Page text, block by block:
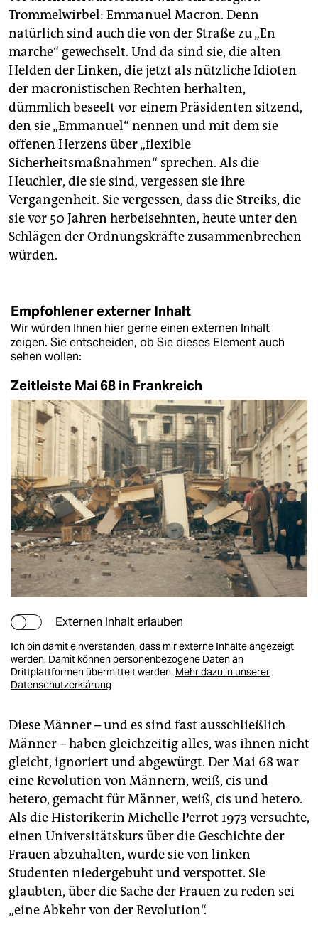
Trommelwirbel: Emmanuel Macron. Denn
natürlich sind auch die von der Straße zu „En
marche“ gewechselt. Und da sind sie, die alten
Helden der Linken, die jetzt als nützliche Idioten
der macronistischen Rechten herhalten,
dümmlich beseelt vor einem Präsidenten sitzend,
den sie „Emmanuel“ nennen und mit dem sie
offenen Herzens über „flexible
Sicherheitsmaßnahmen“ sprechen. Als die
Heuchler, die sie sind, vergessen sie ihre
Vergangenheit. Sie vergessen, dass die Streiks, die
sie vor 50 Jahren herbeisehnten, heute unter den
Schlägen der Ordnungskräfte zusammenbrechen
würden.
Empfohlener externer Inhalt
Wir würden Ihnen hier gerne einen externen Inhalt
zeigen. Sie entscheiden, ob Sie dieses Element auch
sehen wollen:
Zeitleiste Mai 68 in Frankreich
Externen Inhalt erlauben
Ich bin damit einverstanden, dass mir externe Inhalte angezeigt
werden. Damit können personenbezogene Daten an
Drittplattformen übermittelt werden. Mehr dazu in unserer
Datenschutzerklärung
Diese Männer – und es sind fast ausschließlich
Männer – haben gleichzeitig alles, was ihnen nicht
gleicht, ignoriert und abgewürgt. Der Mai 68 war
eine Revolution von Männern, weiß, cis und
hetero, gemacht für Männer, weiß, cis und hetero.
Als die Historikerin Michelle Perrot 1973 versuchte,
einen Universitätskurs über die Geschichte der
Frauen abzuhalten, wurde sie von linken
Studenten niedergebuht und verspottet. Sie
glaubten, über die Sache der Frauen zu reden sei
„eine Abkehr von der Revolution“.